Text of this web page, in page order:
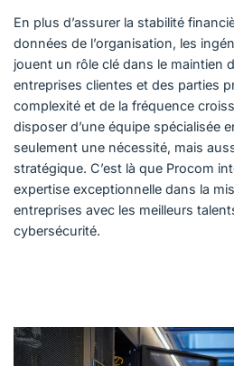
En plus d’assurer la stabilité
données de l’organisation, les
jouent un rôle clé dans le maintien
entreprises clientes et des parties
complexité et de la fréquence
disposer d’une équipe spécialisée
seulement une nécessité, mais
stratégique. C’est là que Procom
expertise exceptionnelle dans la
entreprises avec les meilleurs
cybersécurité.